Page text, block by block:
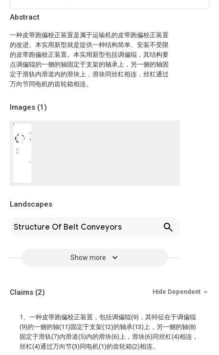
Abstract
一种皮带跑偏校正装置是属于运输机的皮带跑偏校正装置
的改进。本实用新型就是提供一种结构简单、安装不受限
的皮带跑偏校正装置。本实用新型包括调偏辊，其结构要
点调偏辊的一侧的轴固定于支架的轴承上，另一侧的轴固
定于滑轨内滑道内的滑块上，滑块同丝杠相连，丝杠通过
万向节同电机的齿轮箱相连。
Images (1)
Landscapes
Structure Of Belt Conveyors
Show more
Claims (2) Hide Dependent
1、一种皮带跑偏校正装置，包括调偏辊(9)，其特征在于调偏辊
(9)的一侧的轴(11)固定于支架(12)的轴承(13)上，另一侧的轴(8)
固定于滑轨(7)内滑道(5)内的滑块(6)上，滑块(6)同丝杠(4)相连，
丝杠(4)通过万向节(3)同电机(1)的齿轮箱(2)相连。